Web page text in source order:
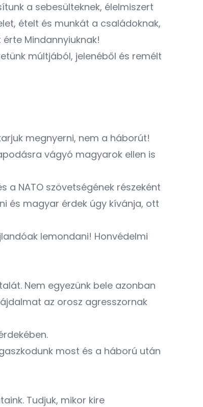
a sebesülteknek, élelmiszert
ételt és munkát a családoknak,
Mindannyiuknak!
múltjából, jelenéből és remélt
megnyerni, nem a háborút!
vágyó magyarok ellen is
a NATO szövetségének részeként
és magyar érdek úgy kívánja, ott
lemondani! Honvédelmi
Nem egyezünk bele azonban
az orosz agresszornak
most és a háború után
Tudjuk, mikor kire